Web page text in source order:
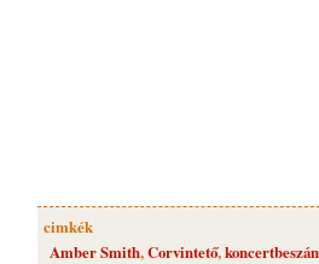
cimkék
Amber Smith,Corvintető,